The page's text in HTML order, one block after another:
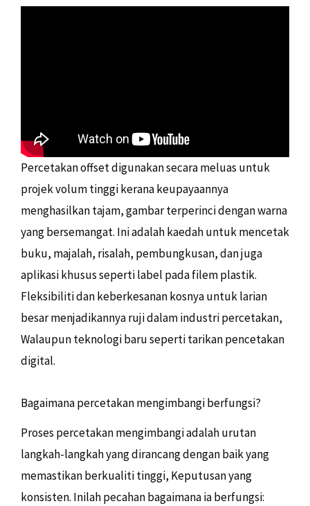
Percetakan offset digunakan secara meluas untuk
projek volum tinggi kerana keupayaannya
menghasilkan tajam, gambar terperinci dengan warna
yang bersemangat. Ini adalah kaedah untuk mencetak
buku, majalah, risalah, pembungkusan, dan juga
aplikasi khusus seperti label pada filem plastik.
Fleksibiliti dan keberkesanan kosnya untuk larian
besar menjadikannya ruji dalam industri percetakan,
Walaupun teknologi baru seperti tarikan pencetakan
digital.
Bagaimana percetakan mengimbangi berfungsi?
Proses percetakan mengimbangi adalah urutan
langkah-langkah yang dirancang dengan baik yang
memastikan berkualiti tinggi, Keputusan yang
konsisten. Inilah pecahan bagaimana ia berfungsi: